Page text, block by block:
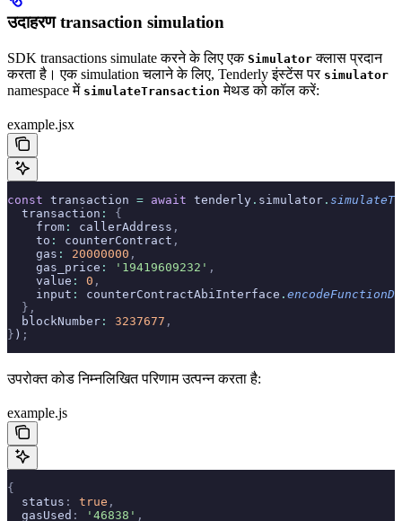
उदाहरण transaction simulation
SDK transactions simulate करने के लिए एक Simulator क्लास प्रदान
करता है। एक simulation चलाने के लिए, Tenderly इंस्टेंस पर simulator
namespace में simulateTransaction मेथड को कॉल करें:
example.jsx
const transaction = await tenderly . simulator .
  transaction
:
{
    from
: callerAddress ,
    to
: counterContract ,
    gas
: 20000000 ,
    gas_price
: '19419609232' ,
    value
: 0 ,
    input
: counterContractAbiInterface .
  },
  blockNumber
: 3237677 ,
} ) ;
उपरोक्त कोड निम्नलिखित परिणाम उत्पन्न करता है:
example.js
{
  status
: true ,
  gasUsed
: '46838' ,